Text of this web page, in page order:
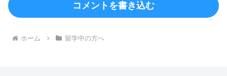
コメントを書き込む
ホーム 留学中の方へ